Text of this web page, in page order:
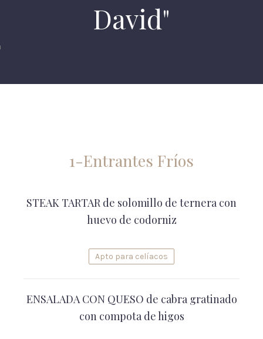
David"
1-Entrantes Fríos
STEAK TARTAR de solomillo de ternera con
huevo de codorniz
Apto para celíacos
ENSALADA CON QUESO de cabra gratinado
con compota de higos